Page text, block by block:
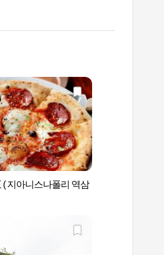
( 지아니스나폴리 역삼